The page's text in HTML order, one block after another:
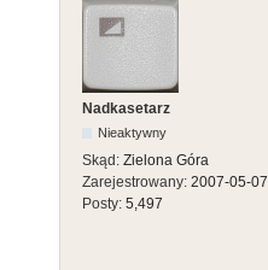
Nadkasetarz
Nieaktywny
Skąd: Zielona Góra
Zarejestrowany: 2007-05-07
Posty: 5,497